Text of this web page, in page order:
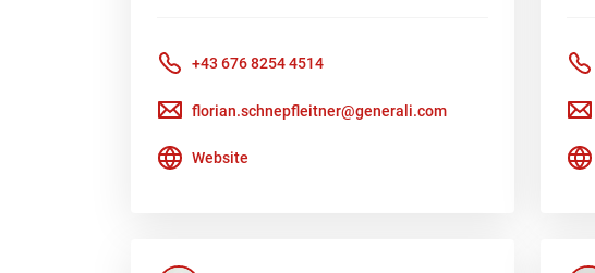
+43 676 8254 4514
florian.schnepfleitner@generali.com
Website